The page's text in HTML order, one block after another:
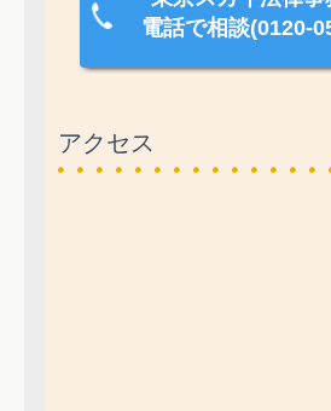
電話で相談(0120-
アクセス